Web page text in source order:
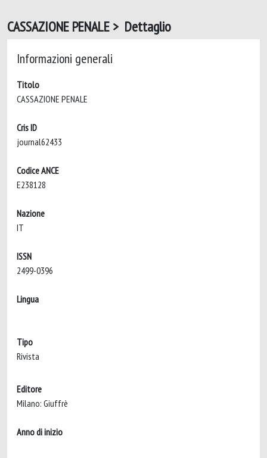
CASSAZIONE PENALE > Dettaglio
Informazioni generali
Titolo
Cris ID
Codice ANCE
Nazione
ISSN
Lingua
Tipo
Rivista
Editore
Anno di inizio